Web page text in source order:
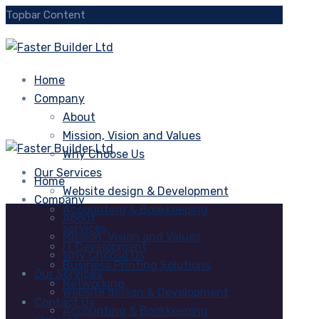
Topbar Content
Home
Company
About
Mission, Vision and Values
Why Choose Us
Our Services
Website design & Development
Accounting & Bookkeeping
services
IT Development
Business Printing Solutions
Networking
Contact Us
Home
Company
About
Mission, Vision and Values
Why Choose Us
Our Services
Website design & Development
Accounting & Bookkeeping